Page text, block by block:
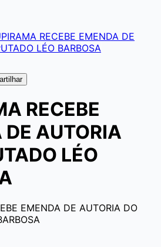
RECEBE EMENDA DE
LÉO BARBOSA
RECEBE
DE AUTORIA
LÉO